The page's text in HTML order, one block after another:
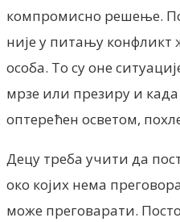
компромисно решење.
није у питању конфликт
особа. То су оне
мрзе или презиру и
оптерећен осветом,
Децу треба учити да
око којих нема
може преговарати.